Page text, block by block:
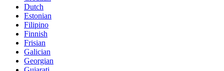
Dutch
Estonian
Filipino
Finnish
Frisian
Galician
Georgian